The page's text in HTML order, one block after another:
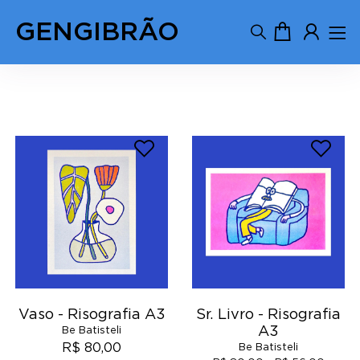
GENGIBRÃO
Be Batisteli
Vaso - Risografia A3
Be Batisteli
R$ 80,00
Sr. Livro - Risografia
A3
Be Batisteli